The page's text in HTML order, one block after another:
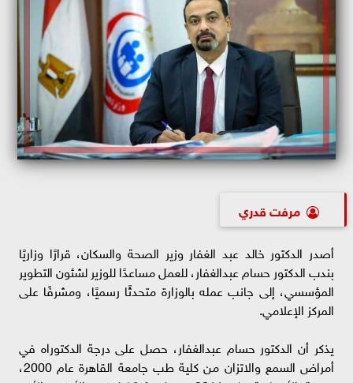
مرفت قدري
أصدر الدكتور خالد عبد الغفار وزير الصحة والسكان، قرارًا وزاريًا
بندب الدكتور حسام عبدالغفار، للعمل مساعدًا للوزير لشئون التطوير
المؤسسي، إلى جانب عمله بالوزارة متحدثًا رسميًا، ومشرفًا على
المركز الإعلامي.
يذكر أن الدكتور حسام عبدالغفار، حصل على درجة الدكتوراه في
أمراض السمع والاتزان من كلية طب جامعة القاهرة عام 2000،